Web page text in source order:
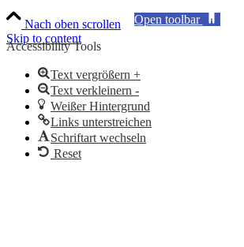
Nach oben scrollen
Skip to content
Open toolbar
Accessibility Tools
Text vergrößern +
Text verkleinern -
Weißer Hintergrund
Links unterstreichen
Schriftart wechseln
Reset